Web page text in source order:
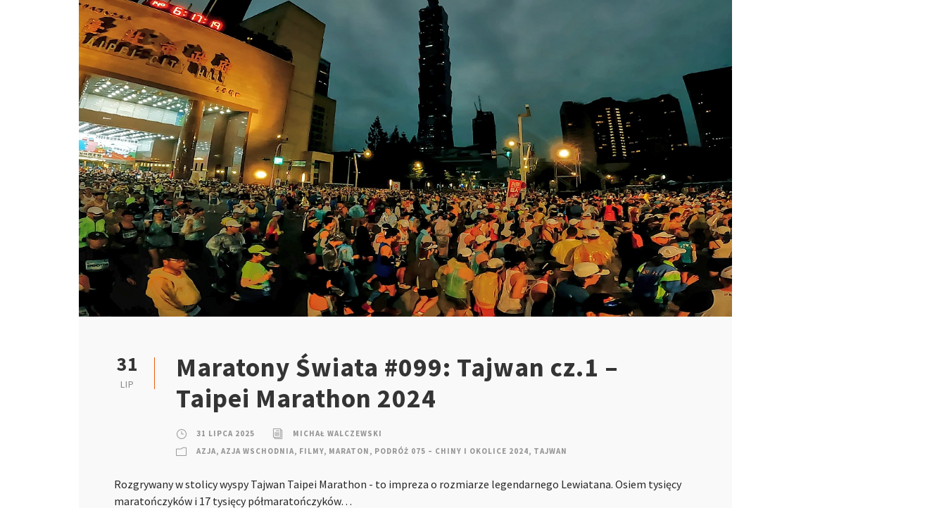
31
LIP
Maratony Świata #099: Tajwan cz.1 –
Taipei Marathon 2024
31 LIPCA 2025
MICHAŁ WALCZEWSKI
AZJA, AZJA WSCHODNIA, FILMY, MARATON , PODRÓŻ 075 – CHINY I OKOLICE 2024, TAJWAN
Rozgrywany w stolicy wyspy Tajwan Taipei Marathon - to impreza o rozmiarze legendarnego Lewiatana. Osiem tysięcy
maratończyków i 17 tysięcy półmaratończyków…